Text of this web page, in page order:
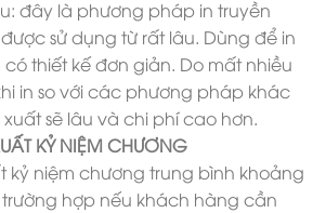
đây là phương pháp in truyền
sử dụng từ rất lâu. Dùng để in
thiết kế đơn giản. Do mất nhiều
in so với các phương pháp khác
sẽ lâu và chi phí cao hơn.
KỶ NIỆM CHƯƠNG
kỷ niệm chương trung bình khoảng
trường hợp nếu khách hàng cần